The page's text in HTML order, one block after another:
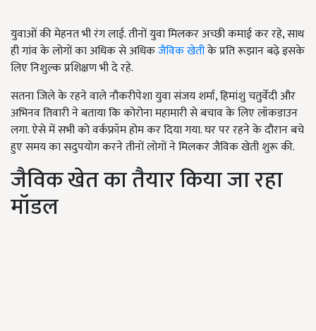
युवाओं की मेहनत भी रंग लाई. तीनों युवा मिलकर अच्छी कमाई कर रहे, साथ
ही गांव के लोगों का अधिक से अधिकजैविक खेतीके प्रति रूझान बढ़े इसके
लिए निशुल्क प्रशिक्षण भी दे रहे.
सतना जिले के रहने वाले नौकरीपेशा युवा संजय शर्मा, हिमांशु चतुर्वेदी और
अभिनव तिवारी ने बताया कि कोरोना महामारी से बचाव के लिए लॉकडाउन
लगा. ऐसे में सभी को वर्कफ्रॉम होम कर दिया गया. घर पर रहने के दौरान बचे
हुए समय का सदुपयोग करने तीनों लोगों ने मिलकर जैविक खेती शुरू की.
जैविक खेत का तैयार किया जा रहा
मॉडल